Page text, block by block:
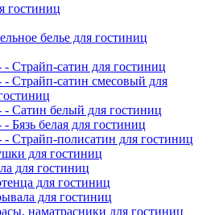
гостиниц
белье для гостиниц
- Страйп-сатин для гостиниц
- Страйп-сатин смесовый для
- Сатин белый для гостиниц
- Бязь белая для гостиниц
- Страйп-полисатин для гостиниц
для гостиниц
для гостиниц
для гостиниц
для гостиниц
наматрасники для гостиниц